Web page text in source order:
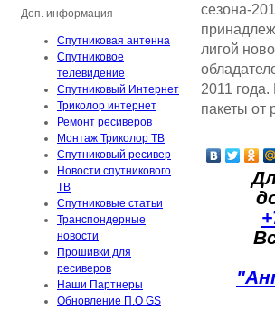
сезона-
лигой
2011
пакеты от
Доп. информация
Спутниковая антенна
Спутниковое
телевидение
Спутниковый Интернет
Триколор интернет
Ремонт ресиверов
Монтаж Триколор ТВ
Спутниковый ресивер
Новости спутникового
ТВ
Спутниковые статьи
Транспондерные
новости
Прошивки для
ресиверов
Наши Партнеры
Обновление П.О GS